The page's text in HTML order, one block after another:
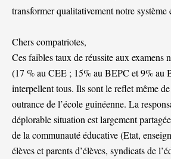
transformer qualitativement notre système
Chers compatriotes,
Ces faibles taux de réussite aux examens
(17 % au CEE ; 15% au BEPC et 9% au
interpellent tous. Ils sont le reflet même
outrance de l’école guinéenne. La
déplorable situation est largement
de la communauté éducative (Etat,
élèves et parents d’élèves, syndicats de